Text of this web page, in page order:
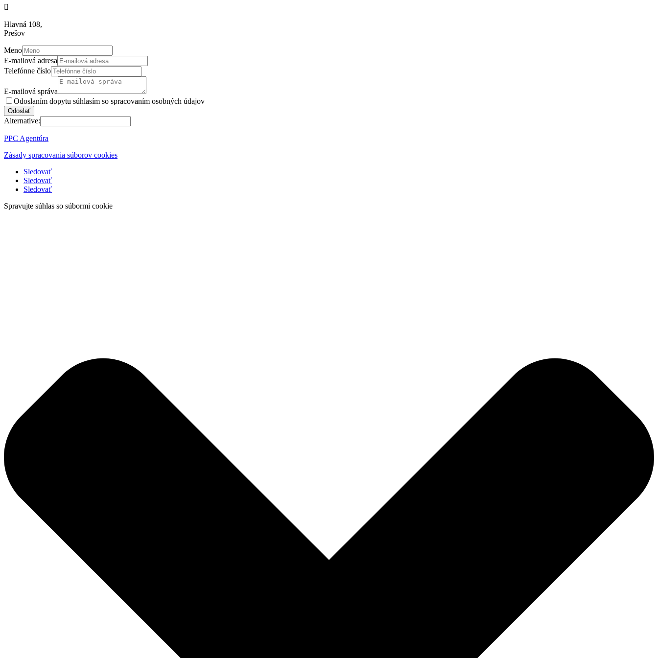

Hlavná 108,
Prešov
Meno
E-mailová adresa
Telefónne číslo
E-mailová správa
Odoslaním dopytu súhlasím so spracovaním osobných údajov
Odoslať
Alternative:
PPC Agentúra
Zásady spracovania súborov cookies
Sledovať
Sledovať
Sledovať
Spravujte súhlas so súbormi cookie